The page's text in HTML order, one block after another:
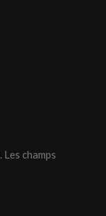
Les champs